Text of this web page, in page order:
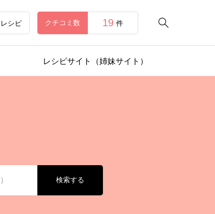

レシピ クチコミ数 19 件
レシピサイト（姉妹サイト）
検索する